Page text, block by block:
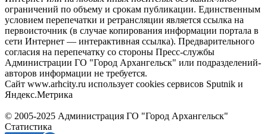
ограничений по объему и срокам публикации. Единственным
условием перепечатки и ретрансляции является ссылка на
первоисточник (в случае копирования информации портала в
сети Интернет — интерактивная ссылка). Предварительного
согласия на перепечатку со стороны Пресс-службы
Администрации ГО "Город Архангельск" или подразделений-
авторов информации не требуется.
Сайт www.arhcity.ru использует cookies сервисов Sputnik и
Яндекс.Метрика
© 2005-2025 Администрация ГО "Город Архангельск"
Статистика